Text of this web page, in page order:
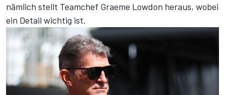
nämlich stellt Teamchef Graeme Lowdon heraus, wobei
ein Detail wichtig ist.